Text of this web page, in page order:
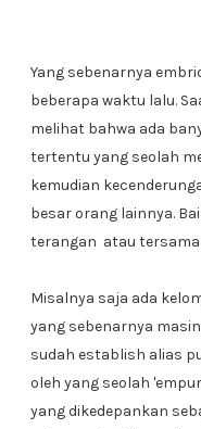
Yang sebenarnya
beberapa waktu lalu.
melihat bahwa ada
tertentu yang seolah
kemudian
besar orang lainnya.
terangan atau
Misalnya saja ada
yang sebenarnya
sudah establish alias
oleh yang seolah
yang dikedepankan